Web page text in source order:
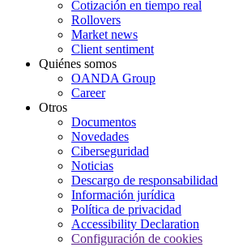
Cotización en tiempo real
Rollovers
Market news
Client sentiment
Quiénes somos
OANDA Group
Career
Otros
Documentos
Novedades
Ciberseguridad
Noticias
Descargo de responsabilidad
Información jurídica
Política de privacidad
Accessibility Declaration
Configuración de cookies